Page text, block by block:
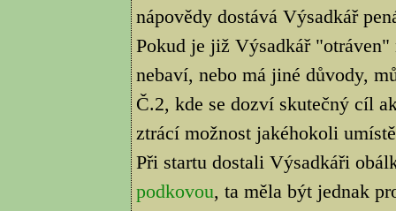
nápovědy dostává Výsadkář
Pokud je již Výsadkář "otráven"
nebaví, nebo má jiné důvody,
Č.2, kde se dozví skutečný cíl
ztrácí možnost jakéhokoli
Při startu dostali Výsadkáři
podkovou, ta měla být jednak